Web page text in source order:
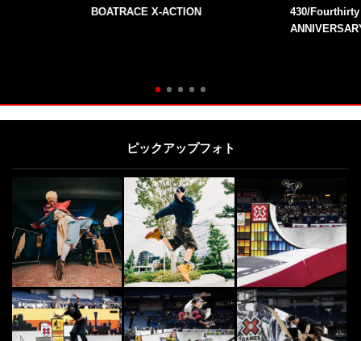
BOATRACE X-ACTION
430/
ピックアップフォト